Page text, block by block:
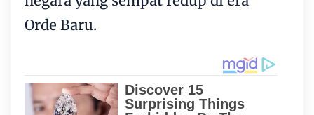
Orde Baru.